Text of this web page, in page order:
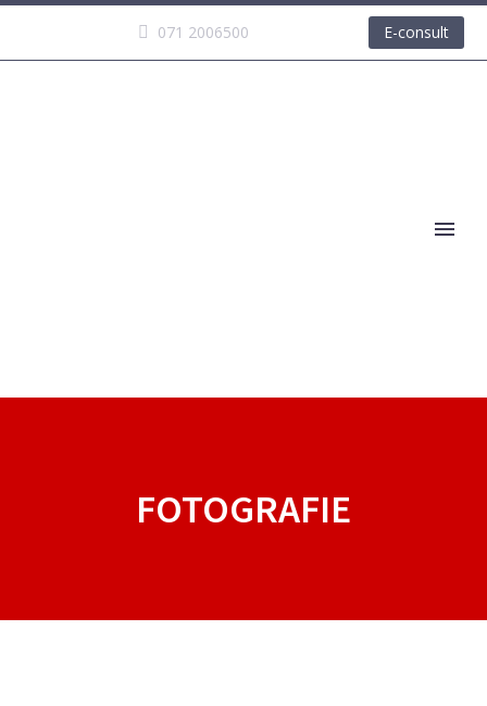
071 2006500 E-consult
FOTOGRAFIE